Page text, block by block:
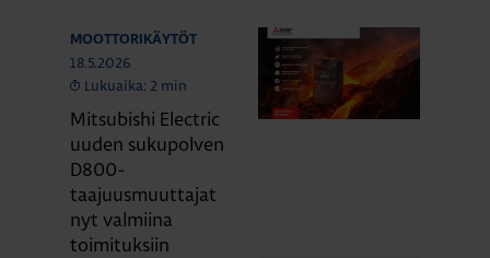
MOOTTORIKÄYTÖT
18.5.2026
Lukuaika: 2 min
Mitsubishi Electric
uuden sukupolven
D800-
taajuusmuuttajat
nyt valmiina
toimituksiin